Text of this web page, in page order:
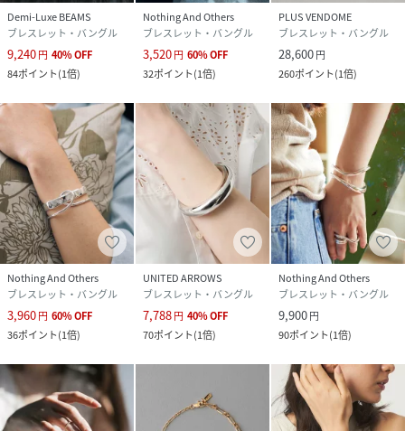
Demi-Luxe BEAMS
ブレスレット・バングル
9,240円 40%OFF
84ポイント(1倍)
Nothing And Others
ブレスレット・バングル
3,520円 60%OFF
32ポイント(1倍)
PLUS VENDOME
ブレスレット・バングル
28,600円
260ポイント(1倍)
Nothing And Others
ブレスレット・バングル
3,960円 60%OFF
36ポイント(1倍)
UNITED ARROWS
ブレスレット・バングル
7,788円 40%OFF
70ポイント(1倍)
Nothing And Others
ブレスレット・バングル
9,900円
90ポイント(1倍)